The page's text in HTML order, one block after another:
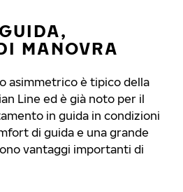
MANOVRA
asimmetrico è tipico della
Line ed è già noto per il
in guida in condizioni
di guida e una grande
vantaggi importanti di